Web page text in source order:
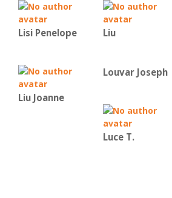
Lisi Penelope Liu
Liu Joanne
Louvar Joseph
Luce T.